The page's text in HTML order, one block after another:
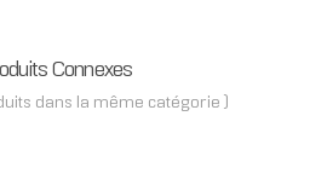
Connexes
dans la même catégorie )